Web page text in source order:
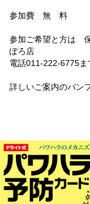
参加費 無 料
参加ご希望と方は
ぽろ店
電話011-222-6775ま
詳しいご案内のパ